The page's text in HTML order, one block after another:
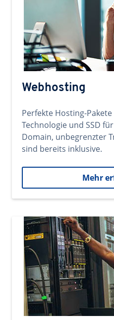
Webhosting
Perfekte Hosting-
Technologie und SSD
Domain, unbegrenzter
sind bereits inklusive.
Mehr